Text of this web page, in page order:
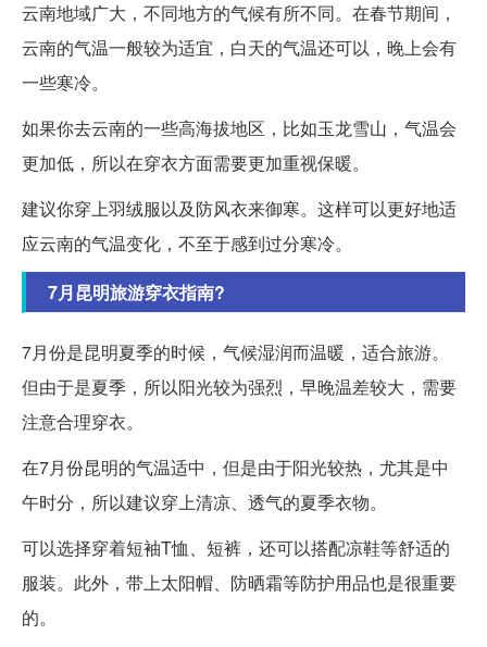
云南地域广大，不同地方的气候有所不同。在春节期间，
云南的气温一般较为适宜，白天的气温还可以，晚上会有
一些寒冷。
如果你去云南的一些高海拔地区，比如玉龙雪山，气温会
更加低，所以在穿衣方面需要更加重视保暖。
建议你穿上羽绒服以及防风衣来御寒。这样可以更好地适
应云南的气温变化，不至于感到过分寒冷。
7月昆明旅游穿衣指南?
7月份是昆明夏季的时候，气候湿润而温暖，适合旅游。
但由于是夏季，所以阳光较为强烈，早晚温差较大，需要
注意合理穿衣。
在7月份昆明的气温适中，但是由于阳光较热，尤其是中
午时分，所以建议穿上清凉、透气的夏季衣物。
可以选择穿着短袖T恤、短裤，还可以搭配凉鞋等舒适的
服装。此外，带上太阳帽、防晒霜等防护用品也是很重要
的。